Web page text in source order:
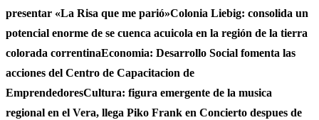
presentar «La Risa que me parió»Colonia Liebig: consolida un
potencial enorme de se cuenca acuicola en la región de la tierra
colorada correntinaEconomia: Desarrollo Social fomenta las
acciones del Centro de Capacitacion de
EmprendedoresCultura: figura emergente de la musica
regional en el Vera, llega Piko Frank en Concierto despues de